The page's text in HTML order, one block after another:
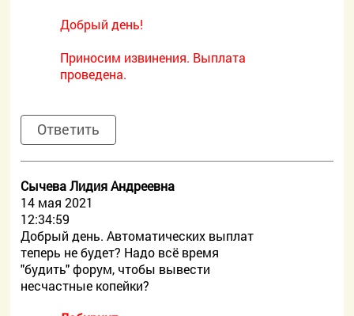
Добрый день!
Приносим извинения. Выплата
проведена.
Ответить
Сычева Лидия Андреевна
14 мая 2021
12:34:59
Добрый день. Автоматических выплат
теперь не будет? Надо всё время
"будить" форум, чтобы вывести
несчастные копейки?